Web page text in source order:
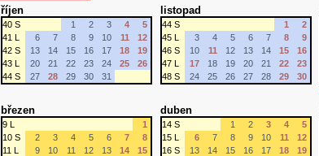
říjen
40 S 1 2 3 4
5
41 L
6 7 8 9 10 11
12
42 S
13 14 15 16 17 18
19
43 L
20 21 22 23 24 25
26
44 S
27 28 29 30 31
listopad
44 S 1
2
45 L
3 4 5 6 7 8
9
46 S
10 11 12 13 14 15
16
47 L
17 18 19 20 21 22
23
48 S
24 25 26 27 28 29 30
březen
9 L
1
10 S
2 3 4 5 6 7
8
11 L
9 10 11 12 13 14
15
duben
14 S 1 2 3 4
5
15 L
6 7 8 9 10 11
12
16 S
13 14 15 16 17 18
19